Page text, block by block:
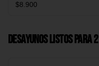
$8.900
Desayunos Listos para 2